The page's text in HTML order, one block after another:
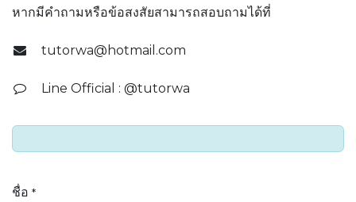
หากมีคำถามหรือข้อสงสัยสามารถสอบถามได้ที่
ชื่อ *
tutorwa@hotmail.com
Line Official : @tutorwa